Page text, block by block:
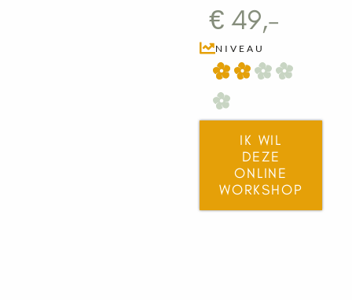
€ 49,-
NIVEAU
IK WIL
DEZE
ONLINE
WORKSHOP